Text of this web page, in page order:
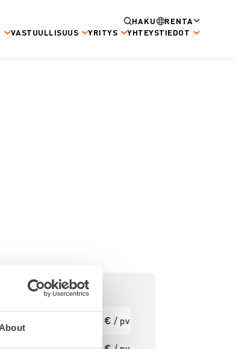
HAKU
RENTA
VASTUULLISUUS YRITYS YHTEYSTIEDOT
Ensimmäinen
pv
33,08 € / pv